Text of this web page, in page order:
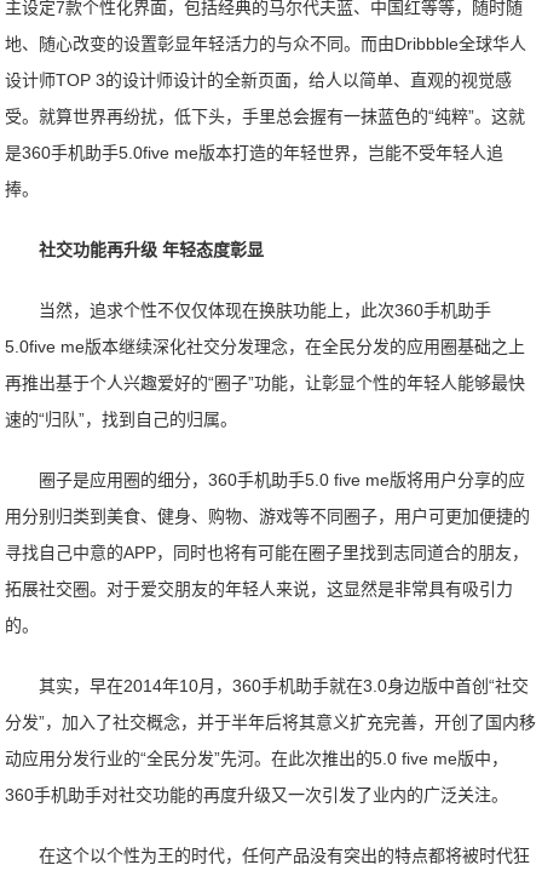
主设定7款个性化界面，包括经典的马尔代夫蓝、中国红等等，随时随
地、随心改变的设置彰显年轻活力的与众不同。而由Dribbble全球华人
设计师TOP 3的设计师设计的全新页面，给人以简单、直观的视觉感
受。就算世界再纷扰，低下头，手里总会握有一抹蓝色的“纯粹”。这就
是360手机助手5.0five me版本打造的年轻世界，岂能不受年轻人追
捧。
社交功能再升级 年轻态度彰显
当然，追求个性不仅仅体现在换肤功能上，此次360手机助手
5.0five me版本继续深化社交分发理念，在全民分发的应用圈基础之上
再推出基于个人兴趣爱好的“圈子”功能，让彰显个性的年轻人能够最快
速的“归队”，找到自己的归属。
圈子是应用圈的细分，360手机助手5.0 five me版将用户分享的应
用分别归类到美食、健身、购物、游戏等不同圈子，用户可更加便捷的
寻找自己中意的APP，同时也将有可能在圈子里找到志同道合的朋友，
拓展社交圈。对于爱交朋友的年轻人来说，这显然是非常具有吸引力
的。
其实，早在2014年10月，360手机助手就在3.0身边版中首创“社交
分发”，加入了社交概念，并于半年后将其意义扩充完善，开创了国内移
动应用分发行业的“全民分发”先河。在此次推出的5.0 five me版中，
360手机助手对社交功能的再度升级又一次引发了业内的广泛关注。
在这个以个性为王的时代，任何产品没有突出的特点都将被时代狂